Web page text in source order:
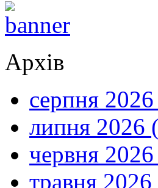
Архів
серпня
липня 2026
червня
травня